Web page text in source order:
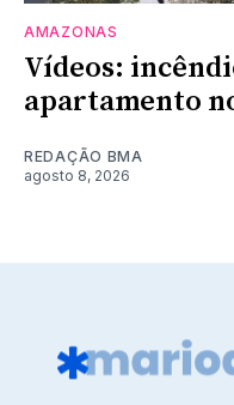
AMAZONAS
Vídeos:
apartamento
REDAÇÃO BMA
agosto 8, 2026